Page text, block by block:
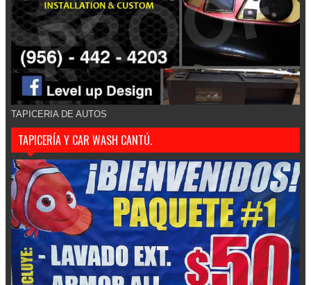
TAPICERIA DE AUTOS
TAPICERÍA Y CAR WASH CANTÚ.